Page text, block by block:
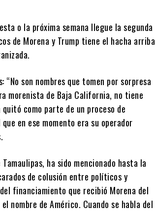
o la próxima semana llegue la segunda
de Morena y Trump tiene el hacha arriba
son nombres que tomen por sorpresa
morenista de Baja California, no tiene
quitó como parte de un proceso de
en ese momento era su operador
ha sido mencionado hasta la
de colusión entre políticos y
financiamiento que recibió Morena del
nombre de Américo. Cuando se habla del